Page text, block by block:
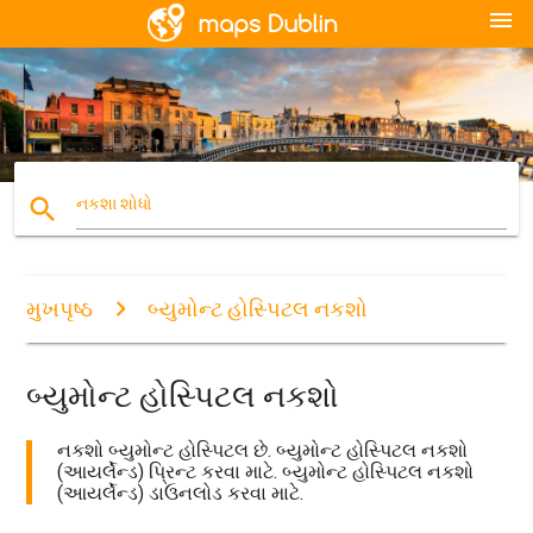
menu
search નકશા શોધો
મુખપૃષ્ઠ બ્યુમોન્ટ હોસ્પિટલ નકશો
બ્યુમોન્ટ હોસ્પિટલ નકશો
નકશો બ્યુમોન્ટ હોસ્પિટલ છે. બ્યુમોન્ટ હોસ્પિટલ નકશો
(આયર્લેન્ડ) પ્રિન્ટ કરવા માટે. બ્યુમોન્ટ હોસ્પિટલ નકશો
(આયર્લેન્ડ) ડાઉનલોડ કરવા માટે.